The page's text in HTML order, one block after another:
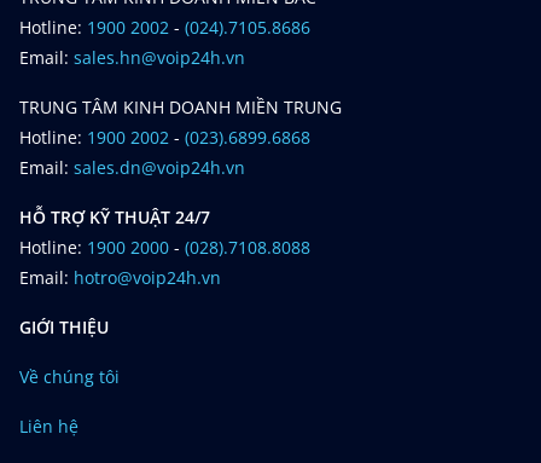
Hotline: 1900 2002 - (024).7105.8686
Email: sales.hn@voip24h.vn
TRUNG TÂM KINH DOANH MIỀN TRUNG
Hotline: 1900 2002 - (023).6899.6868
Email: sales.dn@voip24h.vn
HỖ TRỢ KỸ THUẬT 24/7
Hotline: 1900 2000 - (028).7108.8088
Email: hotro@voip24h.vn
GIỚI THIỆU
Về chúng tôi
Liên hệ